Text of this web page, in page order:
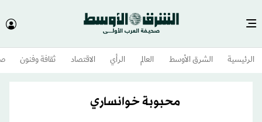
الرئيسية الشرق الأوسط​ العالم الرأي الاقتصاد ثقافة وفنون
محبوبة خوانساري